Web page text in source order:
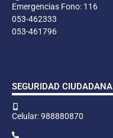
Emergencias Fono: 116
053-462333
053-461796
SEGURIDAD CIUDADANA
Celular: 988880870